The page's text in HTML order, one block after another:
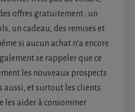
offres gratuitement : un
un cadeau, des remises et
si aucun achat n’a encore
se rappeler que ce
les nouveaux prospects
aussi, et surtout les clients
les aider à consommer